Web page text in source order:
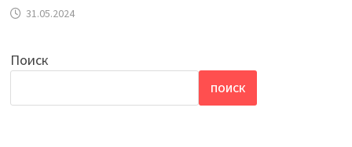
31.05.2024
Поиск
ПОИСК